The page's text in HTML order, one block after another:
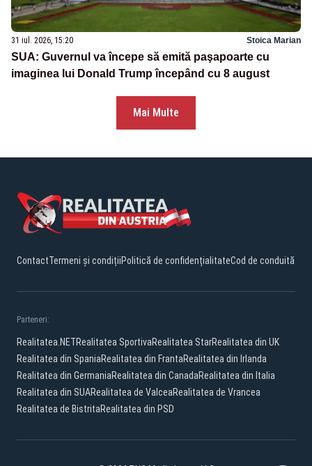
31 iul. 2026, 15:20 Stoica Marian
SUA: Guvernul va începe să emită paşapoarte cu
imaginea lui Donald Trump începând cu 8 august
Mai Multe
ContactTermeni și condițiiPolitică de confidențialitateCod de conduită
Parteneri:
Realitatea.NETRealitatea SportivaRealitatea StarRealitatea din UK
Realitatea din SpaniaRealitatea din FrantaRealitatea din Irlanda
Realitatea din GermaniaRealitatea din CanadaRealitatea din Italia
Realitatea din SUARealitatea de ValceaRealitatea de Vrancea
Realitatea de BistritaRealitatea din PSD